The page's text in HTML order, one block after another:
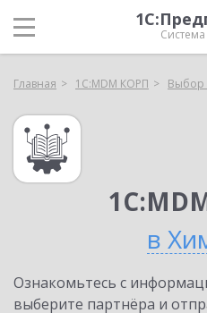
Главная 1С:MDM КОРП Выбор
в
Ознакомьтесь с
выберите партнёра и